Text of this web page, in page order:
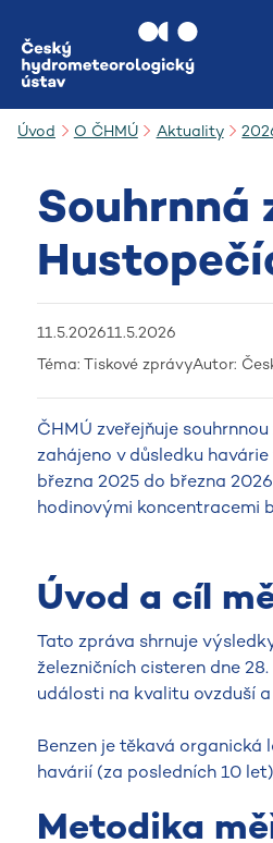
Úvod O ČHMÚ Aktuality
Souhrnná
11.5.202611.5.2026
Téma: Tiskové zprávyAutor:
ČHMÚ zveřejňuje
zahájeno v důsledku
března 2025 do března
hodinovými koncentracemi
Úvod a cíl
Tato zpráva shrnuje
železničních cisteren dne
události na kvalitu ovzduší
Benzen je těkavá organická
havárií (za posledních 10
Metodika